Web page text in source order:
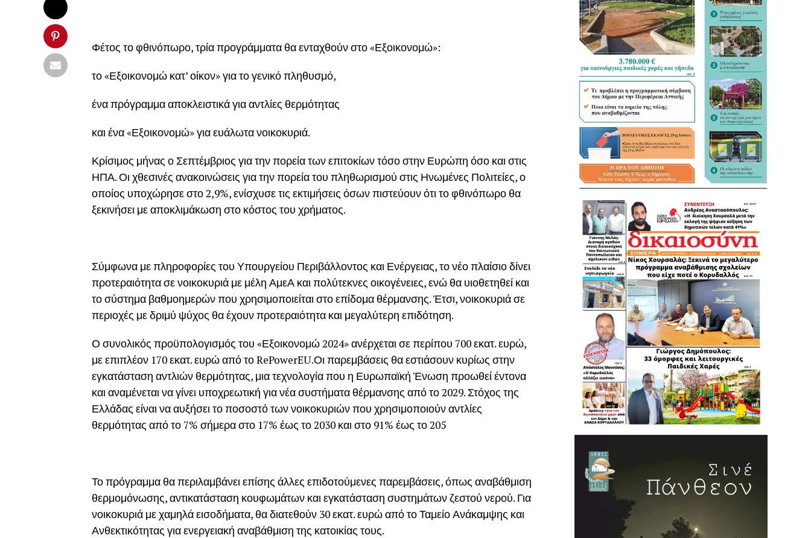
Φέτος το φθινόπωρο, τρία προγράμματα θα ενταχθούν στο «Εξοικονομώ»:
το «Εξοικονομώ κατ’ οίκον» για το γενικό πληθυσμό,
ένα πρόγραμμα αποκλειστικά για αντλίες θερμότητας
και ένα «Εξοικονομώ» για ευάλωτα νοικοκυριά.
Κρίσιμος μήνας ο Σεπτέμβριος για την πορεία των επιτοκίων τόσο στην Ευρώπη όσο και στις
ΗΠΑ. Οι χθεσινές ανακοινώσεις για την πορεία του πληθωρισμού στις Ηνωμένες Πολιτείες, ο
οποίος υποχώρησε στο 2,9%, ενίσχυσε τις εκτιμήσεις όσων πιστεύουν ότι το φθινόπωρο θα
ξεκινήσει με αποκλιμάκωση στο κόστος του χρήματος.
Σύμφωνα με πληροφορίες του Υπουργείου Περιβάλλοντος και Ενέργειας, το νέο πλαίσιο δίνει
προτεραιότητα σε νοικοκυριά με μέλη ΑμεΑ και πολύτεκνες οικογένειες, ενώ θα υιοθετηθεί και
το σύστημα βαθμοημερών που χρησιμοποιείται στο επίδομα θέρμανσης. Έτσι, νοικοκυριά σε
περιοχές με δριμύ ψύχος θα έχουν προτεραιότητα και μεγαλύτερη επιδότηση.
Ο συνολικός προϋπολογισμός του «Εξοικονομώ 2024» ανέρχεται σε περίπου 700 εκατ. ευρώ,
με επιπλέον 170 εκατ. ευρώ από το RePowerEU.Οι παρεμβάσεις θα εστιάσουν κυρίως στην
εγκατάσταση αντλιών θερμότητας, μια τεχνολογία που η Ευρωπαϊκή Ένωση προωθεί έντονα
και αναμένεται να γίνει υποχρεωτική για νέα συστήματα θέρμανσης από το 2029. Στόχος της
Ελλάδας είναι να αυξήσει το ποσοστό των νοικοκυριών που χρησιμοποιούν αντλίες
θερμότητας από το 7% σήμερα στο 17% έως το 2030 και στο 91% έως το 205
Το πρόγραμμα θα περιλαμβάνει επίσης άλλες επιδοτούμενες παρεμβάσεις, όπως αναβάθμιση
θερμομόνωσης, αντικατάσταση κουφωμάτων και εγκατάσταση συστημάτων ζεστού νερού. Για
νοικοκυριά με χαμηλά εισοδήματα, θα διατεθούν 30 εκατ. ευρώ από το Ταμείο Ανάκαμψης και
Ανθεκτικότητας για ενεργειακή αναβάθμιση της κατοικίας τους.